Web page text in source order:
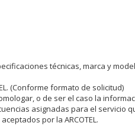
técnicas, marca y
(Conforme formato de solicitud)
o de ser el caso la
asignadas para el servicio
por la ARCOTEL.